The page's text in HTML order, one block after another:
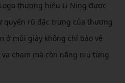
thương hiệu Li Ning được
rũ đặc trưng của thương
ở mũi giày không chỉ bảo vệ
chạm mà còn nâng niu từng